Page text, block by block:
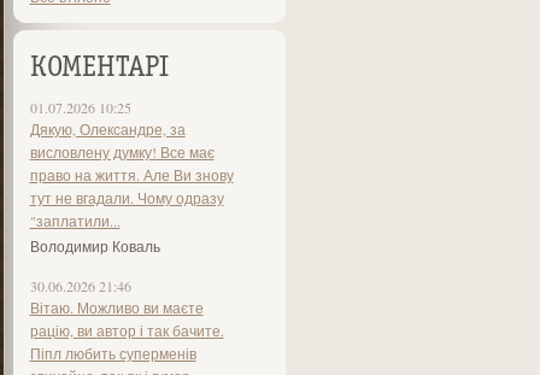
КОМЕНТАРІ
01.07.2026 10:25
Дякую, Олександре, за
висловлену думку! Все має
право на життя. Але Ви знову
тут не вгадали. Чому одразу
"заплатили...
Володимир Коваль
30.06.2026 21:46
Вітаю. Можливо ви маєте
рацію, ви автор і так бачите.
Піпл любить суперменів